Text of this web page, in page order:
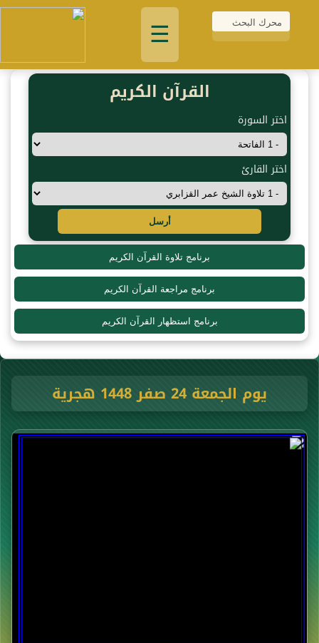
☰
القرآن الكريم
اختر السورة
اختر القارئ
أرسل
برنامج تلاوة القرآن الكريم
برنامج مراجعة القرآن الكريم
برنامج استظهار القرآن الكريم
يوم الجمعة 24 صفر 1448 هجرية